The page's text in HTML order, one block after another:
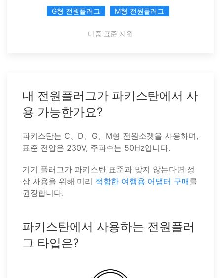
G형 전원플러그 M형 전원플러그
다중 표준 지원
내 전원플러그가 파키스탄에서 사
용 가능한가요?
파키스탄는 C、D、G、M형 전원소켓을 사용하며,
표준 전압은 230V, 주파수는 50Hz입니다.
기기 플러그가 파키스탄 표준과 맞지 않는다면 정
상 사용을 위해 미리 적합한 여행용 어댑터 구매를
권장합니다.
파키스탄에서 사용하는 전원플러
그 타입은?